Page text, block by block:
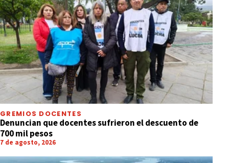
GREMIOS DOCENTES
Denuncian que docentes sufrieron el descuento de
700 mil pesos
7 de agosto, 2026